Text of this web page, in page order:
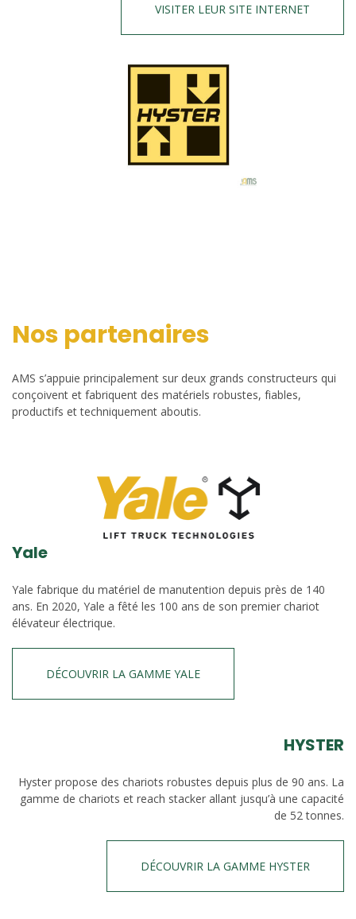
VISITER LEUR SITE INTERNET
Nos partenaires
AMS s’appuie principalement sur deux grands constructeurs qui
conçoivent et fabriquent des matériels robustes, fiables,
productifs et techniquement aboutis.
Yale
Yale fabrique du matériel de manutention depuis près de 140
ans. En 2020, Yale a fêté les 100 ans de son premier chariot
élévateur électrique.
DÉCOUVRIR LA GAMME YALE
HYSTER
Hyster propose des chariots robustes depuis plus de 90 ans. La
gamme de chariots et reach stacker allant jusqu’à une capacité
de 52 tonnes.
DÉCOUVRIR LA GAMME HYSTER